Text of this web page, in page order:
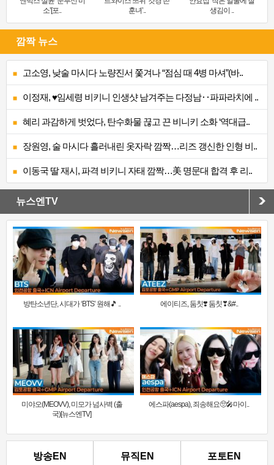
소’[포..
훈녀’..
생김이 ..
깜짝 뉴스
고소영, 낮술 마시다 노량진서 쫓겨나 “점심 때 4병 마셔”(바..
이정재, ♥임세령 비키니 인생샷 남겨주는 다정남‥파파라치에 ..
혜리 과감하게 벗었다, 탄수화물 끊고 끈 비니키 소화 ‘역대급..
장원영, 술 마시다 흘러내린 옷자락 깜짝…리즈 갱신한 인형 비..
이동국 딸 재시, 파격 비키니 자태 깜짝…美 명문대 합격 후 리..
뉴스엔TV
방탄소년단, 시대가 ‘BTS’ 원해🎵 .. 에이티즈, 둠칫❣️ 둠칫❣&#..
미야오(MEOVV), 미모가 넘사벽 (출
국)[뉴스엔TV]
에스파(aespa), 죄송해요🥺🎤마이..
방송EN 뮤직EN 포토EN